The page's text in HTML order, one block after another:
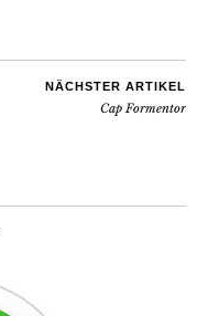
NÄCHSTER ARTIKEL
Cap Formentor